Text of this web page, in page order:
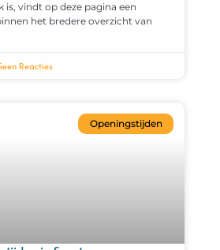
is, vindt op deze pagina een
het bredere overzicht van
Reacties
Openingstijden